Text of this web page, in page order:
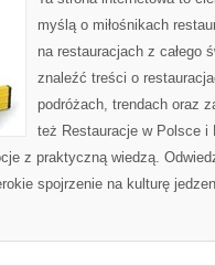
myślą o miłośnikach
na restauracjach z całego
znaleźć treści o
podróżach, trendach oraz
też Restauracje w Polsce i
z praktyczną wiedzą.
spojrzenie na kulturę